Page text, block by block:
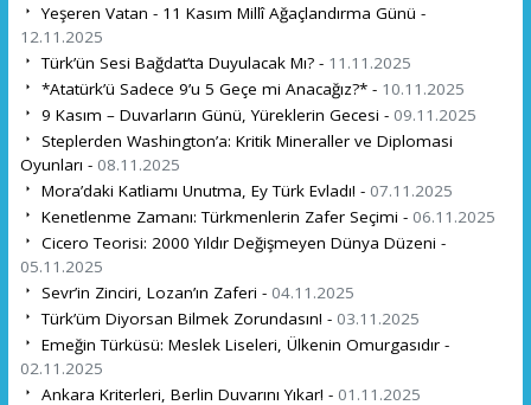
Yeşeren Vatan - 11 Kasım Millî Ağaçlandırma Günü -
12.11.2025
Türk’ün Sesi Bağdat’ta Duyulacak Mı? - 11.11.2025
*Atatürk’ü Sadece 9’u 5 Geçe mi Anacağız?* - 10.11.2025
9 Kasım – Duvarların Günü, Yüreklerin Gecesi - 09.11.2025
Steplerden Washington’a: Kritik Mineraller ve Diplomasi
Oyunları - 08.11.2025
Mora’daki Katliamı Unutma, Ey Türk Evladı! - 07.11.2025
Kenetlenme Zamanı: Türkmenlerin Zafer Seçimi - 06.11.2025
Cicero Teorisi: 2000 Yıldır Değişmeyen Dünya Düzeni -
05.11.2025
Sevr’in Zinciri, Lozan’ın Zaferi - 04.11.2025
Türk’üm Diyorsan Bilmek Zorundasın! - 03.11.2025
Emeğin Türküsü: Meslek Liseleri, Ülkenin Omurgasıdır -
02.11.2025
Ankara Kriterleri, Berlin Duvarını Yıkar! - 01.11.2025